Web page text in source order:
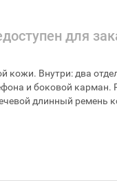
для
кожи. Внутри: два
и боковой карман.
длинный ремень